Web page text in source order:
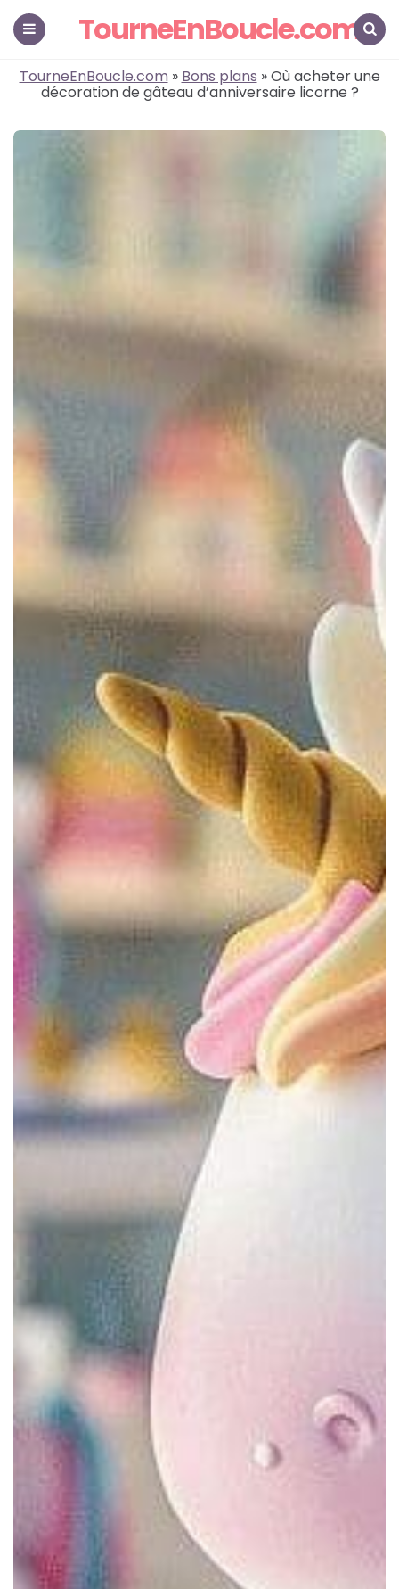
TourneEnBoucle.com
TourneEnBoucle.com » Bons plans » Où acheter une
décoration de gâteau d’anniversaire licorne ?